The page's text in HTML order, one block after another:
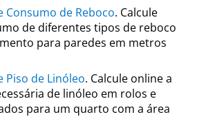
Consumo de Reboco. Calcule
de diferentes tipos de reboco
para paredes em metros
Piso de Linóleo. Calcule online a
de linóleo em rolos e
para um quarto com a área